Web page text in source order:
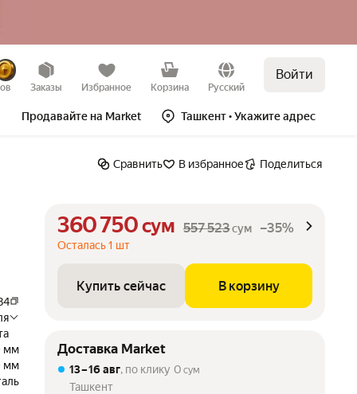
Заказы Избранное Корзина Русский
Войти
Продавайте на Market Ташкент• Укажите адрес
Сравнить В избранное Поделиться
мм
мм
360 750сум 557 523сум –35%
Осталась 1 шт
Купить сейчас В корзину
Купить сейчас В корзину
Доставка Market
13 – 16 авг, по клику 0 сум
Ташкент